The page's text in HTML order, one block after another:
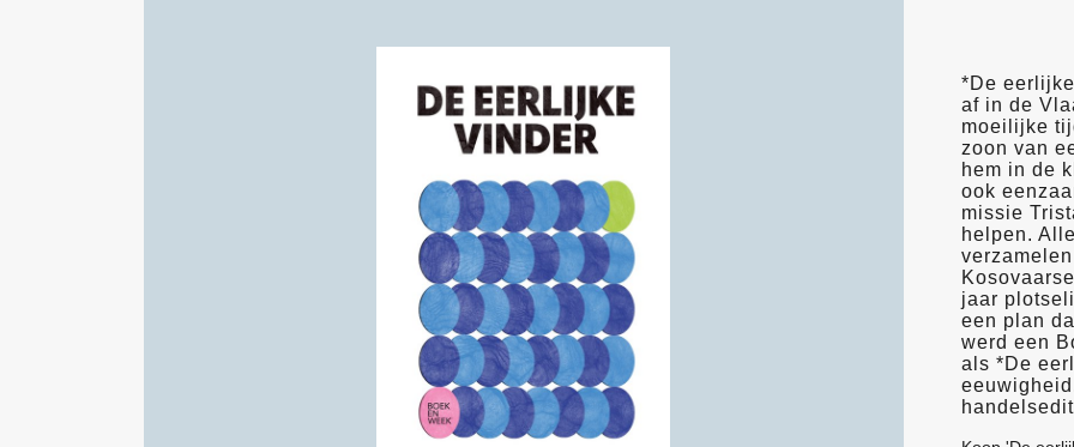
*De
af in de
moeilijke
zoon van
hem in de
ook
missie
helpen.
jaar
een plan
werd een
als *De